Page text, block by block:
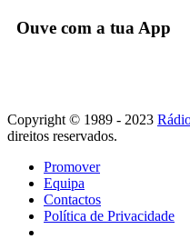
Ouve com a tua App
Copyright © 1989 - 2023
direitos reservados.
Promover
Equipa
Contactos
Política de Privacidade